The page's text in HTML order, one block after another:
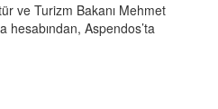
ve Turizm Bakanı Mehmet
hesabından, Aspendos’ta